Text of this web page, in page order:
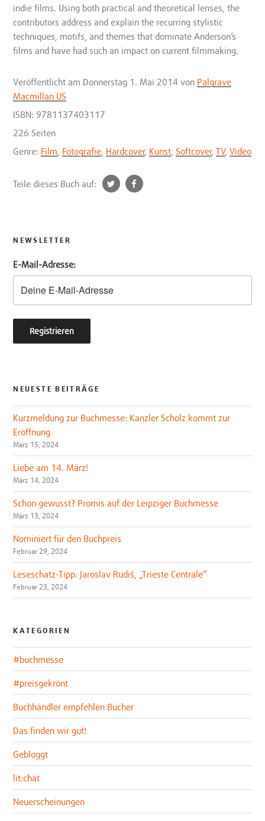
indie films. Using both practical and theoretical lenses, the
contributors address and explain the recurring stylistic
techniques, motifs, and themes that dominate Anderson’s
films and have had such an impact on current filmmaking.
Veröffentlicht am Donnerstag 1. Mai 2014 von Palgrave
Macmillan US
ISBN: 9781137403117
226 Seiten
Genre: Film Fotografie Hardcover, Kunst Softcover,TV,Video
Teile dieses Buch auf:
t
NEWSLETTER
E-Mail-Adresse:
NEUESTE BEITRÄGE
Kurzmeldung zur Buchmesse: Kanzler Scholz kommt zur
Eröffnung
März 15, 2024
Liebe am 14. März!
März 14, 2024
Schon gewusst? Promis auf der Leipziger Buchmesse
März 13, 2024
Nominiert für den Buchpreis
Februar 29, 2024
Leseschatz-Tipp: Jaroslav Rudiš, „Trieste Centrale“
Februar 23, 2024
KATEGORIEN
#buchmesse
#preisgekrönt
Buchhändler empfehlen Bücher
Das finden wir gut!
Gebloggt
lit:chat
Neuerscheinungen